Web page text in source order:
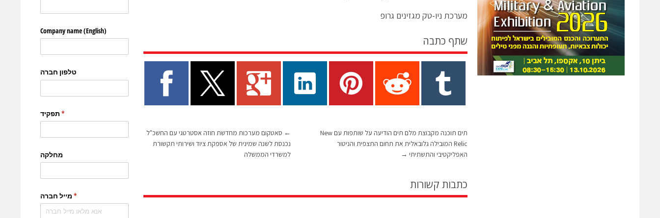
מערכת ניו-טק מגזינים גרופ
שתף כתבה
← סאטקום מערכות מחדשת חוזה אסטרטגי עם החשכ"ל
נכנסת לשנה שמינית של אספקת ציוד ושירותי תקשורת
למשרדי הממשלה
תים תוכנה מקבוצת מלם תים הודיעה על שותפות עם New
Relic המובילה גלובאלית את תחום התצפית והניטור
האפליקטיבי והתשתיתי →
כתבות קשורות